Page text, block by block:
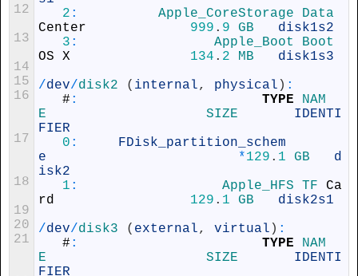
12
13
14
15
16
17
18
19
20
21
2 : Apple_CoreStorage
Center
999 . 9 GB disk1s2
3 : Apple_Boot
OS
X 134 . 2 MB disk1s3
/dev/disk2 ( internal, physical ) :
# : TYPE
NAM
E SIZE IDENTI
FIER
0 :
FDisk_partition_schem
e
*129 . 1 GB d
isk2
1 : Apple_HFS TF Ca
rd
129 . 1 GB disk2s1
/dev/disk3 ( external, virtual ) :
# : TYPE
NAM
E SIZE IDENTI
FIER